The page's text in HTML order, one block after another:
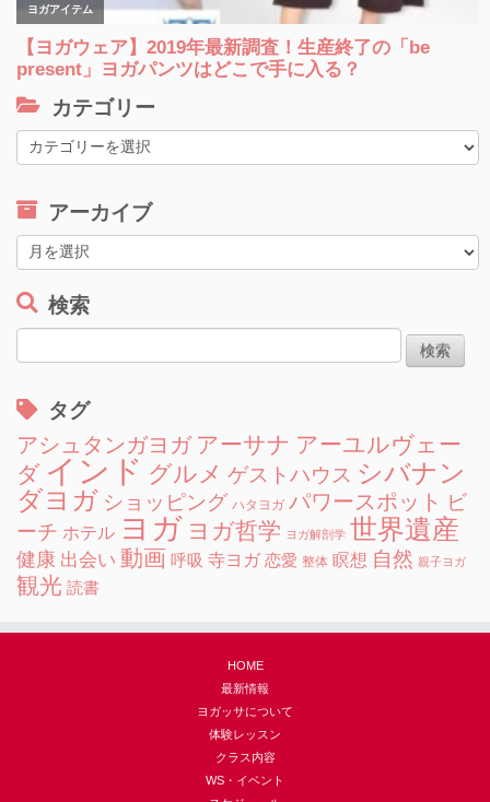
カテゴリー
カ
テ
リ
ー
アーカイブ
ー
カ
検索
索:
タグ
アシュタンガヨガ アーサナ アーユルヴェー
ダ インド グルメ ゲストハウス シバナン
ダヨガ ショッピング ハタヨガ パワースポット ビ
ーチ ホテル ヨガ ヨガ哲学 ヨガ解剖学 世界遺産
健康 出会い 動画 呼吸 寺ヨガ 恋愛 整体 瞑想 自然 親子ヨガ
観光 読書
HOME
最新情報
ヨガッサについて
体験レッスン
クラス内容
WS・イベント